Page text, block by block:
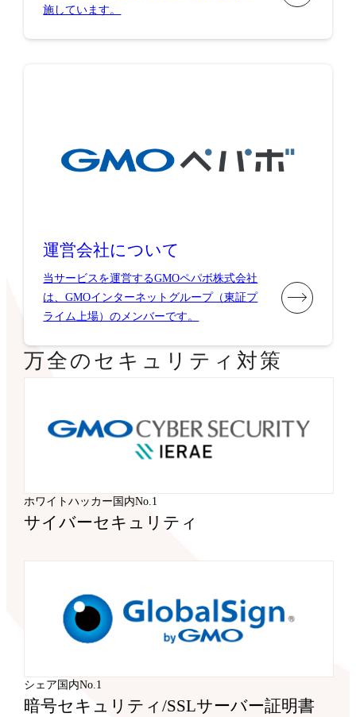
施しています。
運営会社について
当サービスを運営するGMOペパボ株式会社
は、GMOインターネットグループ（東証プ
ライム上場）のメンバーです。
万全のセキュリティ対策
ホワイトハッカー国内No.1
サイバーセキュリティ
シェア国内No.1
暗号セキュリティ/SSLサーバー証明書